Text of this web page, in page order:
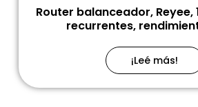
Router balanceador, Reyee,
recurrentes,
¡Leé más!